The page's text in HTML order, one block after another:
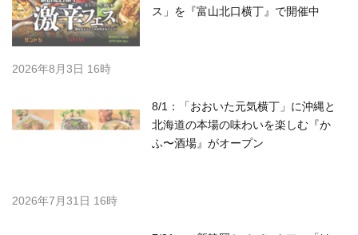
ス」を『富山北口横丁』で開催中
2026年8月3日 16時
8/1：「おおいた元気横丁」に沖縄と
北海道の本場の味わいを楽しむ『か
ふ〜酒場』がオープン
2026年7月31日 16時